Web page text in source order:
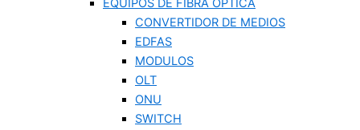
EQUIPOS DE FIBRA OPTICA
CONVERTIDOR DE MEDIOS
EDFAS
MODULOS
OLT
ONU
SWITCH